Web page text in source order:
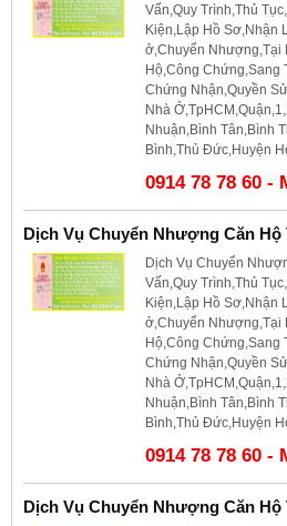
Vấn,Quy Trình,Thủ
Kiện,Lập Hồ Sơ,Nhận
ở,Chuyển Nhượng,Tại
Hộ,Công Chứng,Sang
Chứng Nhận,Quyền
Nhà
Nhuận,Bình Tân,Bình
Bình,Thủ Đức,Huyện
0914 78 78 60 -
Dịch Vụ Chuyển Nhượng Căn Hộ
Dịch Vụ Chuyển
Vấn,Quy Trình,Thủ
Kiện,Lập Hồ Sơ,Nhận
ở,Chuyển Nhượng,Tại
Hộ,Công Chứng,Sang
Chứng Nhận,Quyền
Nhà
Nhuận,Bình Tân,Bình
Bình,Thủ Đức,Huyện
0914 78 78 60 -
Dịch Vụ Chuyển Nhượng Căn Hộ